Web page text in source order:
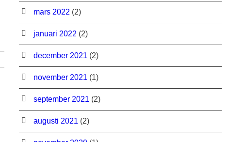
mars 2022 (2)
januari 2022 (2)
december 2021 (2)
november 2021 (1)
september 2021 (2)
augusti 2021 (2)